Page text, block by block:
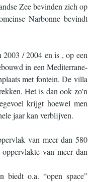
Zee bevinden zich op
Narbonne bevindt
/ 2004 en is , op een
in een Mediterrane-
met fontein. De villa
Het is dan ook zo'n
krijgt hoewel men
jaar kan verblijven.
van meer dan 580
van meer dan
o.a. “open space”